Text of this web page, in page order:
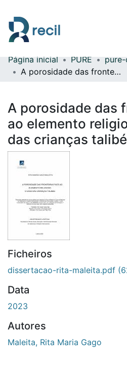
Comunidades & Coleções
Estatísticas
Página inicial PURE
A porosidade das fronteiras face ao elemento religioso : o caso das crianças talibés
A porosidade das
ao elemento
das crianças
Ficheiros
dissertacao-rita-maleita.pdf
Data
2023
Autores
Maleita, Rita Maria Gago